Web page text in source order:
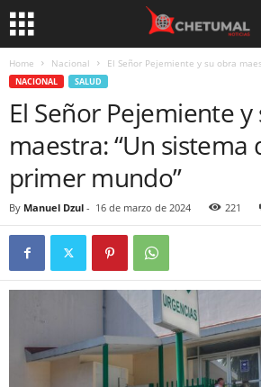
Home Nacional El Señor Pejemiente y su obra
NACIONAL SALUD
El Señor Pejemiente y
maestra: “Un sistema
primer mundo”
By Manuel Dzul - 16 de marzo de 2024 221